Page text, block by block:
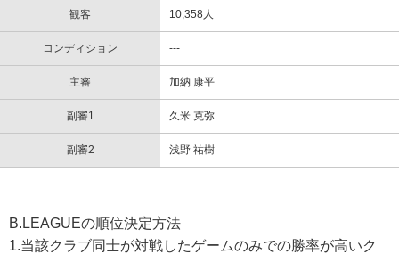
観客 10,358人
コンディション ---
主審 加納 康平
副審1 久米 克弥
副審2 浅野 祐樹
B.LEAGUEの順位決定方法
1.当該クラブ同士が対戦したゲームのみでの勝率が高いク